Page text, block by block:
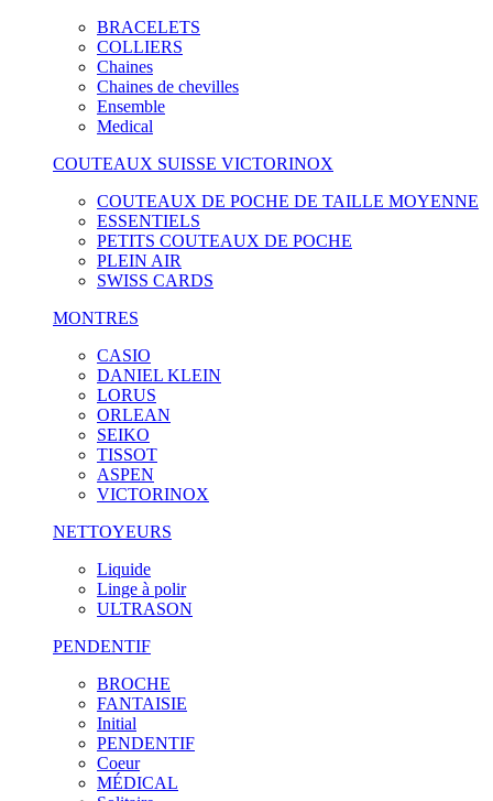
BRACELETS
COLLIERS
Chaines
Chaines de chevilles
Ensemble
Medical
COUTEAUX SUISSE VICTORINOX
COUTEAUX DE POCHE DE TAILLE MOYENNE
ESSENTIELS
PETITS COUTEAUX DE POCHE
PLEIN AIR
SWISS CARDS
MONTRES
CASIO
DANIEL KLEIN
LORUS
ORLEAN
SEIKO
TISSOT
ASPEN
VICTORINOX
NETTOYEURS
Liquide
Linge à polir
ULTRASON
PENDENTIF
BROCHE
FANTAISIE
Initial
PENDENTIF
Coeur
MÉDICAL